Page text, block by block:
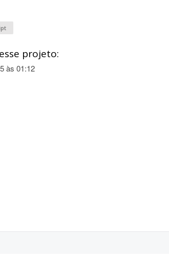
projeto:
às 01:12